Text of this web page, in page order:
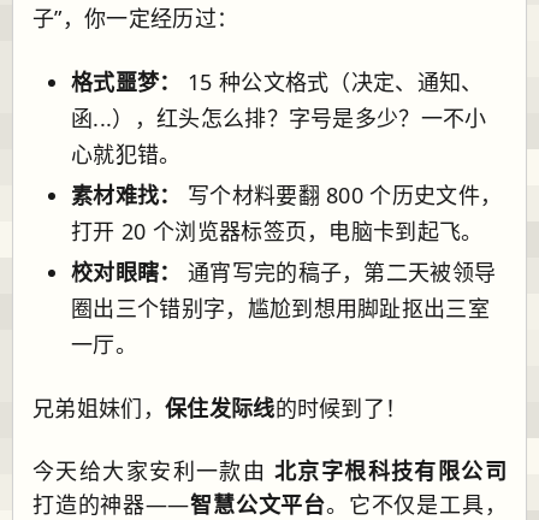
子”，你一定经历过：
格式噩梦：
15 种公文格式（决定、通知、
函...），红头怎么排？字号是多少？一不小
心就犯错。
素材难找：
写个材料要翻 800 个历史文件，
打开 20 个浏览器标签页，电脑卡到起飞。
校对眼瞎：
通宵写完的稿子，第二天被领导
圈出三个错别字，尴尬到想用脚趾抠出三室
一厅。
兄弟姐妹们， 保住发际线的时候到了！
今天给大家安利一款由 北京字根科技有限公司
打造的神器——智慧公文平台。它不仅是工具，